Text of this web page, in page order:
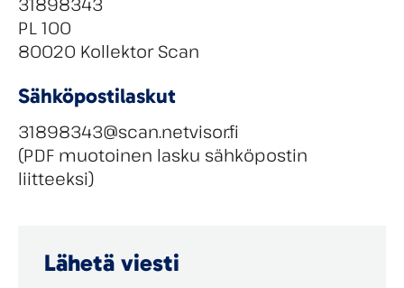
PL 100
80020 Kollektor Scan
Sähköpostilaskut
31898343@scan.netvisor.fi
(PDF muotoinen lasku sähköpostin
liitteeksi)
Lähetä viesti